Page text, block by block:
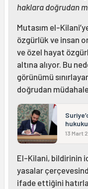
haklara doğrudan
Mutasım el-
özgürlük ve insan
ve özel hayat
altına alıyor. Bu
görünümü
doğrudan
13 Mart
El-Kilani, bildirinin
yasalar
ifade ettiğini